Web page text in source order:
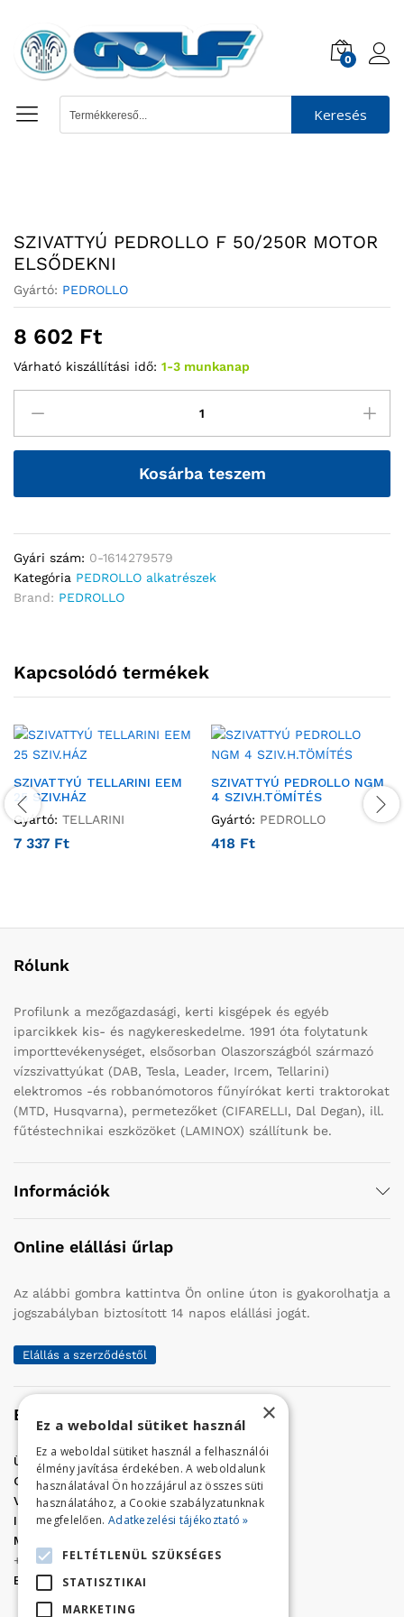
0
Keresés
SZIVATTYÚ PEDROLLO F 50/250R MOTOR
ELSŐDEKNI
Gyártó: PEDROLLO
8 602 Ft
Várható kiszállítási idő: 1-3 munkanap
Kosárba teszem
Gyári szám: 0-1614279579
Kategória PEDROLLO alkatrészek
Brand: PEDROLLO
Kapcsolódó termékek
SZIVATTYÚ TELLARINI EEM
25 SZIV.HÁZ
Gyártó: TELLARINI
7 337 Ft
SZIVATTYÚ PEDROLLO NGM
4 SZIV.H.TÖMÍTÉS
Gyártó: PEDROLLO
418 Ft
Rólunk
Profilunk a mezőgazdasági, kerti kisgépek és egyéb
iparcikkek kis- és nagykereskedelme. 1991 óta folytatunk
importtevékenységet, elsősorban Olaszországból származó
vízszivattyúkat (DAB, Tesla, Leader, Ircem, Tellarini)
elektromos -és robbanómotoros fűnyírókat kerti traktorokat
(MTD, Husqvarna), permetezőket (CIFARELLI, Dal Degan), ill.
fűtéstechnikai eszközöket (LAMINOX) szállítunk be.
Információk
Online elállási űrlap
Az alábbi gombra kattintva Ön online úton is gyakorolhatja a
jogszabályban biztosított 14 napos elállási jogát.
Elállás a szerződéstől
Elérhetőség
Üzletünk címe:
Szolnok, Vércse út 17.
Golf Center Áruház:06 (56) 423-324
VÁR-Kert Áruház: 06 (56) 429-771
Iroda:06 (56) 421-857
Megrendelés, termék információ:
+36 (70) 938-3356
E-mail:
golfaruhaz@gmail.com
×
Ez a weboldal sütiket használ
Ez a weboldal sütiket használ a felhasználói
élmény javítása érdekében. A weboldalunk
használatával Ön hozzájárul az összes süti
használatához, a Cookie szabályzatunknak
megfelelően. Adatkezelési tájékoztató »
FELTÉTLENÜL SZÜKSÉGES
STATISZTIKAI
MARKETING